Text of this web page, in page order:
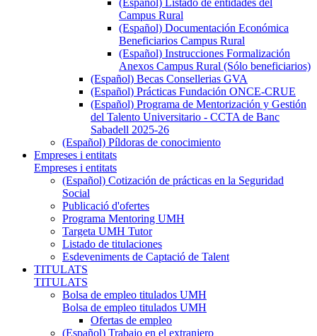
Campus Rural
(Español) Documentación Económica
Beneficiarios Campus Rural
(Español) Instrucciones Formalización
Anexos Campus Rural (Sólo beneficiarios)
(Español) Becas Consellerias GVA
(Español) Prácticas Fundación ONCE-CRUE
(Español) Programa de Mentorización y Gestión
del Talento Universitario - CCTA de Banc
Sabadell 2025-26
(Español) Píldoras de conocimiento
Empreses i entitats
Empreses i entitats
(Español) Cotización de prácticas en la Seguridad
Social
Publicació d'ofertes
Programa Mentoring UMH
Targeta UMH Tutor
Listado de titulaciones
Esdeveniments de Captació de Talent
TITULATS
TITULATS
Bolsa de empleo titulados UMH
Bolsa de empleo titulados UMH
Ofertas de empleo
(Español) Trabajo en el extranjero